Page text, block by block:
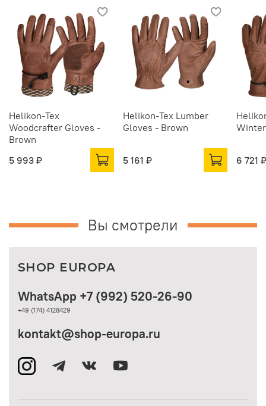
Helikon-Tex
Woodcrafter Gloves -
Brown
5 993 ₽
Helikon-Tex Lumber
Gloves - Brown
5 161 ₽ 6 721 ₽
Вы смотрели
WhatsApp +7 (992) 520-26-90
+49 (174) 4128429
kontakt@shop-europa.ru
SHOP EUROPA